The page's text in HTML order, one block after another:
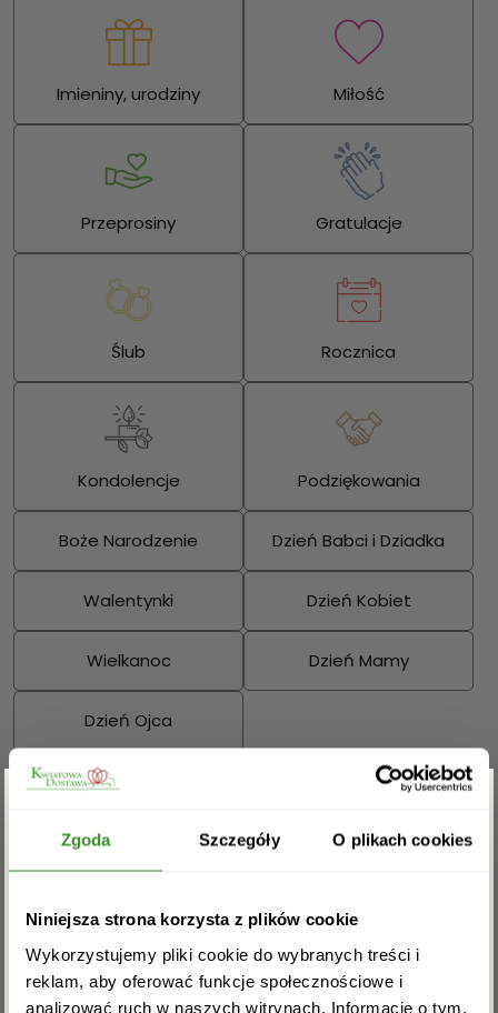
Zgoda Szczegóły O plikach cookies
Niniejsza strona korzysta z plików cookie
Wykorzystujemy pliki cookie do wybranych treści i
reklam, aby oferować funkcje społecznościowe i
analizować ruch w naszych witrynach. Informacje o tym,
Imieniny, urodziny Miłość
Przeprosiny Gratulacje
Ślub Rocznica
Kondolencje Podziękowania
Boże Narodzenie Dzień Babci i Dziadka
Walentynki Dzień Kobiet
Wielkanoc Dzień Mamy
Dzień Ojca
Sprawdź również:
Zgarnij rabat -5%
Zapisz się do newslettera i zgarnij
rabat na pierwsze zakupy!